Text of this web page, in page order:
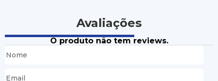
Avaliações
O produto não tem reviews.